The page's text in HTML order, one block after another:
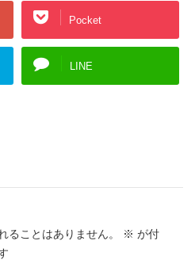
Pocket
LINE
ることはありません。 ※ が付